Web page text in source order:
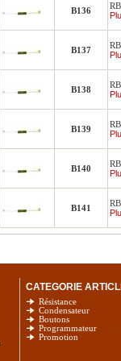
B136
B137
B138
B139
B140
B141
CATEGORIE
Résistance
Condensateur
Boutons
Programmateur
Promotion